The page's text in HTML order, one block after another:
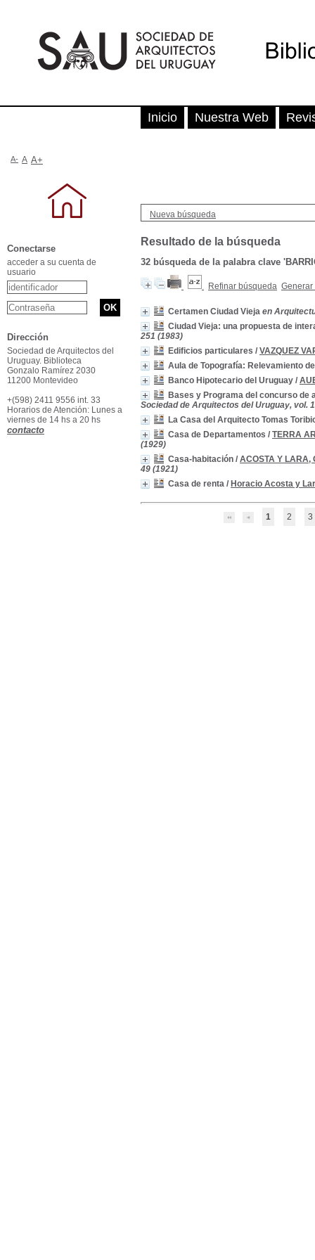
Nueva búsqueda
Resultado de la búsqueda
32 búsqueda de la palabra clave
Refinar búsqueda Generar
Certamen Ciudad Vieja en
Ciudad Vieja: una propuesta de
251 (1983)
Edificios particulares / VAZQUEZ
Aula de Topografía: Relevamiento
Banco Hipotecario del Uruguay /
Bases y Programa del concurso de
Sociedad de Arquitectos del Uruguay, vol.
La Casa del Arquitecto Tomas
Casa de Departamentos / TERRA
(1929)
Casa-habitación / ACOSTA Y LARA,
49 (1921)
Casa de renta / Horacio Acosta y
1 2 3
Inicio Nuestra Web
A- A A+
Conectarse
acceder a su cuenta de
usuario
Dirección
Sociedad de Arquitectos del
Uruguay. Biblioteca
Gonzalo Ramírez 2030
11200 Montevideo
+(598) 2411 9556 int. 33
Horarios de Atención: Lunes a
viernes de 14 hs a 20 hs
contacto